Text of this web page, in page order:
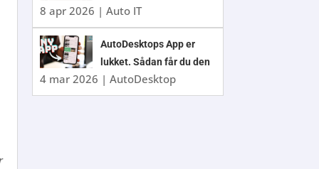
Auto IT A/S 2026
8 apr 2026 | Auto IT
AutoDesktops App er
lukket. Sådan får du den
nye app
4 mar 2026 | AutoDesktop